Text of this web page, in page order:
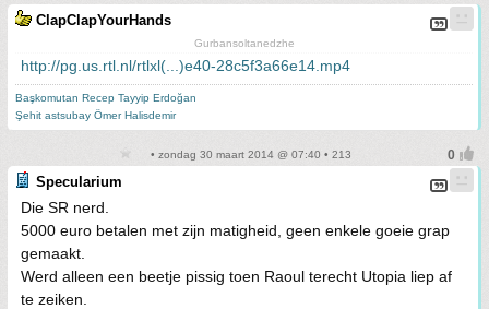
ClapClapYourHands
Gurbansoltanedzhe
http://pg.us.rtl.nl/rtlxl(...)e40-28c5f3a66e14.mp4
Başkomutan Recep Tayyip Erdoğan
Şehit astsubay Ömer Halisdemir
• zondag 30 maart 2014 @ 07:40 • 213
Specularium
Die SR nerd.
5000 euro betalen met zijn matigheid, geen enkele goeie grap
gemaakt.
Werd alleen een beetje pissig toen Raoul terecht Utopia liep af
te zeiken.